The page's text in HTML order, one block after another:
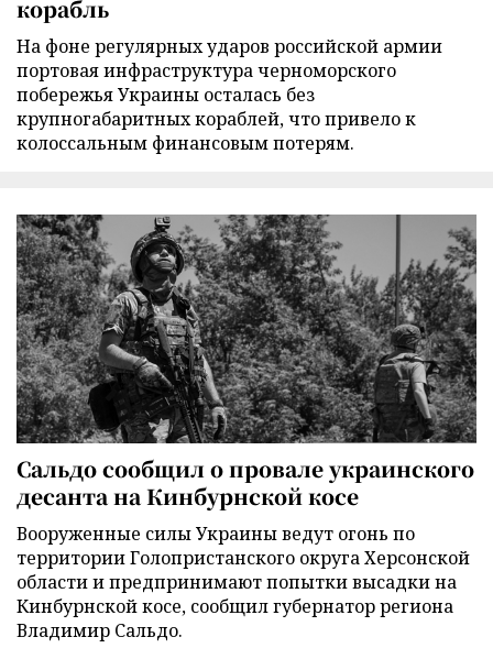
корабль
На фоне регулярных ударов российской армии
портовая инфраструктура черноморского
побережья Украины осталась без
крупногабаритных кораблей, что привело к
колоссальным финансовым потерям.
Сальдо сообщил о провале украинского
десанта на Кинбурнской косе
Вооруженные силы Украины ведут огонь по
территории Голопристанского округа Херсонской
области и предпринимают попытки высадки на
Кинбурнской косе, сообщил губернатор региона
Владимир Сальдо.